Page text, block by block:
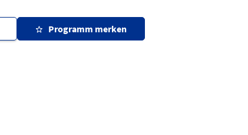
Programm merken